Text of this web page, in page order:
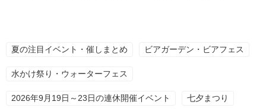
夏の注目イベント・催しまとめ ビアガーデン・ビアフェス
水かけ祭り・ウォーターフェス
2026年9月19日～23日の連休開催イベント 七夕まつり